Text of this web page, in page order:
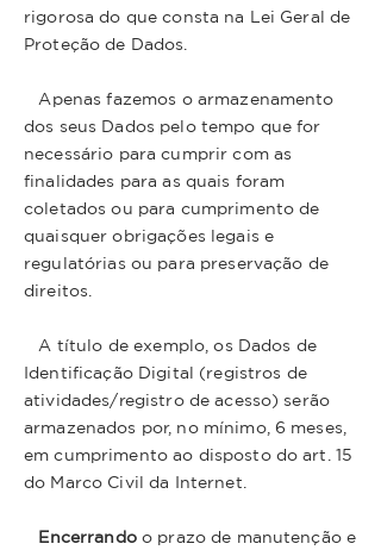
rigorosa do que consta na Lei Geral de
Proteção de Dados.
Apenas fazemos o armazenamento
dos seus Dados pelo tempo que for
necessário para cumprir com as
finalidades para as quais foram
coletados ou para cumprimento de
quaisquer obrigações legais e
regulatórias ou para preservação de
direitos.
A título de exemplo, os Dados de
Identificação Digital (registros de
atividades/registro de acesso) serão
armazenados por, no mínimo, 6 meses,
em cumprimento ao disposto do art. 15
do Marco Civil da Internet.
Encerrando o prazo de manutenção e